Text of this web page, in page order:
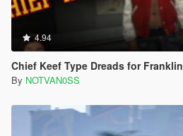
4.94
Chief Keef Type Dreads for Franklin
By NOTVAN0SS